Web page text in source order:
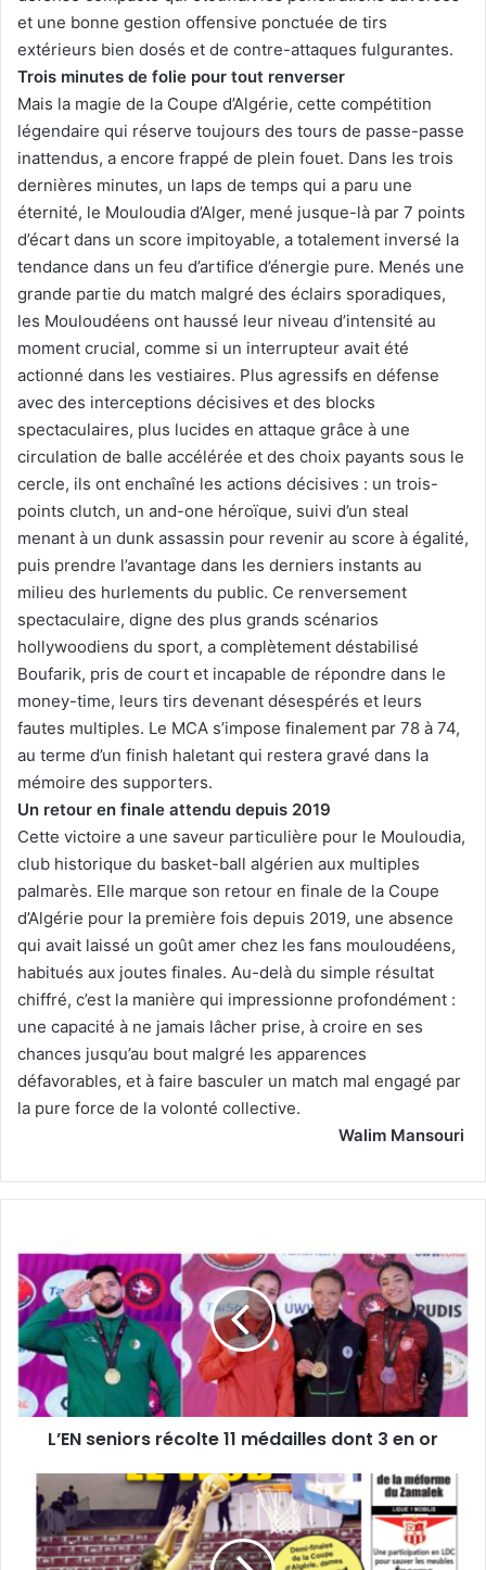
et une bonne gestion offensive ponctuée de tirs
extérieurs bien dosés et de contre-attaques fulgurantes.
Trois minutes de folie pour tout renverser
Mais la magie de la Coupe d’Algérie, cette compétition
légendaire qui réserve toujours des tours de passe-passe
inattendus, a encore frappé de plein fouet. Dans les trois
dernières minutes, un laps de temps qui a paru une
éternité, le Mouloudia d’Alger, mené jusque-là par 7 points
d’écart dans un score impitoyable, a totalement inversé la
tendance dans un feu d’artifice d’énergie pure. Menés une
grande partie du match malgré des éclairs sporadiques,
les Mouloudéens ont haussé leur niveau d’intensité au
moment crucial, comme si un interrupteur avait été
actionné dans les vestiaires. Plus agressifs en défense
avec des interceptions décisives et des blocks
spectaculaires, plus lucides en attaque grâce à une
circulation de balle accélérée et des choix payants sous le
cercle, ils ont enchaîné les actions décisives : un trois-
points clutch, un and-one héroïque, suivi d’un steal
menant à un dunk assassin pour revenir au score à égalité,
puis prendre l’avantage dans les derniers instants au
milieu des hurlements du public. Ce renversement
spectaculaire, digne des plus grands scénarios
hollywoodiens du sport, a complètement déstabilisé
Boufarik, pris de court et incapable de répondre dans le
money-time, leurs tirs devenant désespérés et leurs
fautes multiples. Le MCA s’impose finalement par 78 à 74,
au terme d’un finish haletant qui restera gravé dans la
mémoire des supporters.
Un retour en finale attendu depuis 2019
Cette victoire a une saveur particulière pour le Mouloudia,
club historique du basket-ball algérien aux multiples
palmarès. Elle marque son retour en finale de la Coupe
d’Algérie pour la première fois depuis 2019, une absence
qui avait laissé un goût amer chez les fans mouloudéens,
habitués aux joutes finales. Au-delà du simple résultat
chiffré, c’est la manière qui impressionne profondément :
une capacité à ne jamais lâcher prise, à croire en ses
chances jusqu’au bout malgré les apparences
défavorables, et à faire basculer un match mal engagé par
la pure force de la volonté collective.
Walim Mansouri
seniors
récolte
11
médailles
dont
3
en
or
L’EN seniors récolte 11 médailles dont 3 en or
2026